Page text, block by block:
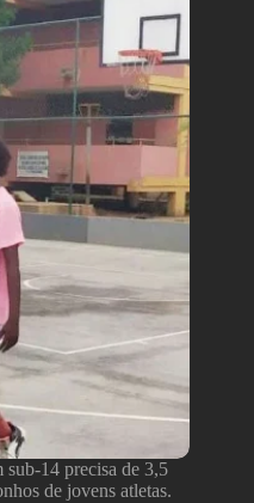
sub-14 precisa de 3,5
de jovens atletas.